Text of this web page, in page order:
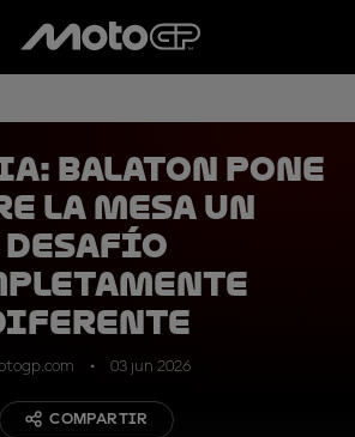
Balaton pone
la mesa un
desafío
03 jun 2026
COMPARTIR